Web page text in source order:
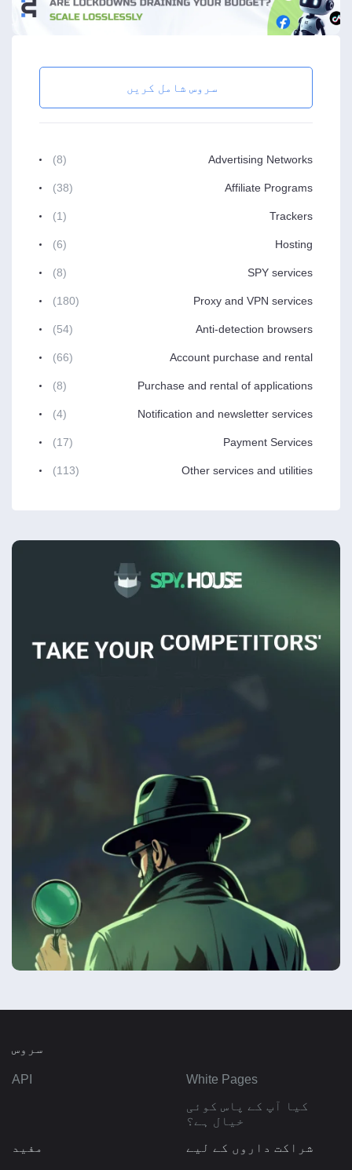
سروس شامل کریں
Advertising Networks
(8)
Affiliate Programs
(38)
Trackers
(1)
Hosting
(6)
SPY services
(8)
Proxy and VPN services
(180)
Anti-detection browsers
(54)
Account purchase and rental
(66)
Purchase and rental of applications
(8)
Notification and newsletter services
(4)
Payment Services
(17)
Other services and utilities
(113)
سروس
White Pages
API
کیا آپ کے پاس کوئی
خیال ہے؟
شراکت داروں کے لیے
مفید